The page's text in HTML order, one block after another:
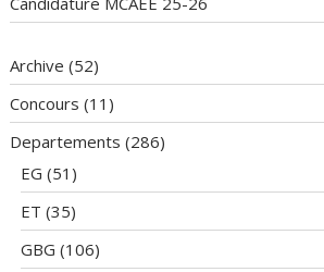
Archive (52)
Concours (11)
Departements (286)
EG (51)
ET (35)
GBG (106)